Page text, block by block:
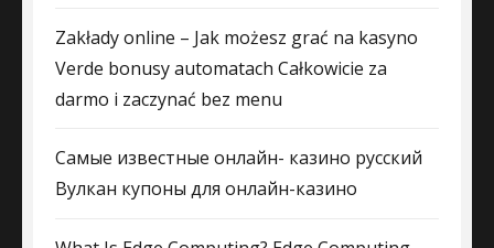
Zakłady online – Jak możesz grać na kasyno
Verde bonusy automatach Całkowicie za
darmo i zaczynać bez menu
Самые известные онлайн- казино русский
Вулкан купоны для онлайн-казино